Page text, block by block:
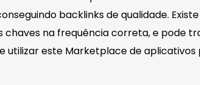
backlinks de qualidade.
na frequência correta, e pode
este Marketplace de